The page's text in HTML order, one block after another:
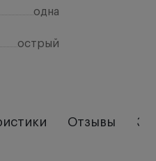
одна
острый
Отзывы